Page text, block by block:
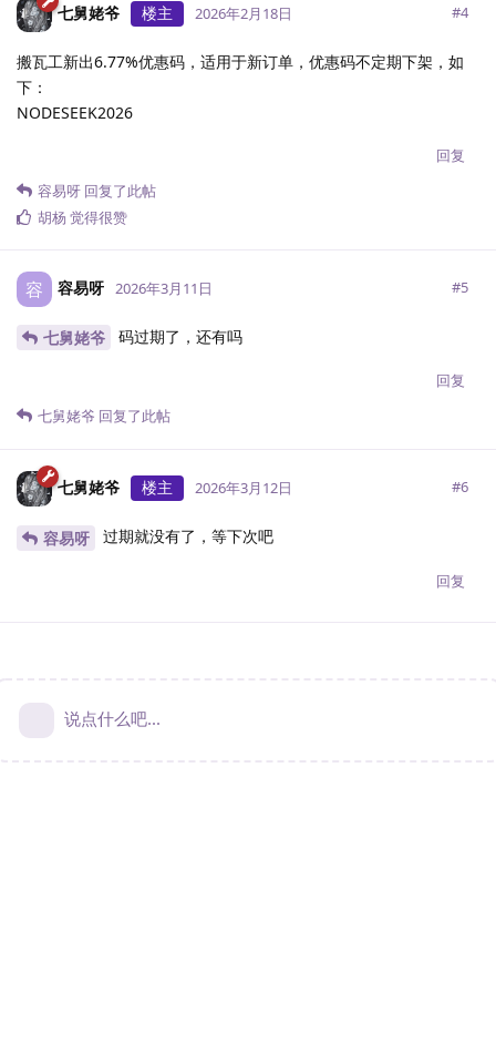
七舅姥爷 楼主 2026年2月18日 #4
搬瓦工新出6.77%优惠码，适用于新订单，优惠码不定期下架，如
下：
NODESEEK2026
回复
容易呀 回复了此帖
胡杨 觉得很赞
容 容易呀 2026年3月11日 #5
七舅姥爷 码过期了，还有吗
回复
七舅姥爷 回复了此帖
七舅姥爷 楼主 2026年3月12日 #6
容易呀 过期就没有了，等下次吧
回复
说点什么吧...